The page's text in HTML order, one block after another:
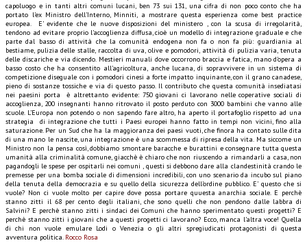
capoluogo e in tanti altri comuni lucani, ben 73 sui 131, una cifra di non poco conto che ha
portato l’ex Ministro dell’Interno, Minniti, a mostrare questa esperienza come best practice
europea. E’ evidente che le nuove disposizioni del ministero , con la scusa di irregolarità,
tendono ad evitare proprio l’accoglienza diffusa, cioè un modello di integrazione graduale e che
parte dal basso di attività che la comunità endogena non fa o non fa più: guardiania al
bestiame, pulizia delle stalle, raccolta di uva, olive e pomodori, attività di pulizia varia, tenuta
delle discariche e via dicendo. Mestieri manuali dove occorrono braccia e fatica, mano d’opera a
basso costo che ha consentito all’agricoltura, anche lucana, di sopravvivere in un sistema di
competizione diseguale con i pomodori cinesi a forte impatto inquinante, con il grano canadese,
pieno di sostanze tossiche e via di questo passo. Il contributo che questa comunità insediatasi
nei paesini porta è altrettanto evidente: 750 giovani ci lavorano nelle coperative sociali di
accoglienza, 200 insegnanti hanno ritrovato il posto perduto con 3000 bambini che vanno alle
scuole. L’Europa non potendo o non sapendo fare altro, ha aperto il portafoglio rispetto ad una
strategia di integrazione che tutti i Paesi europei hanno fatto in tempi non vicini, fino alla
saturazione. Per un Sud che ha la maggioranza dei paesi vuoti, che finora ha contato sulle dita
di una mano le nascite, una integrazione è una scommessa di ripresa della vita. Ma siccome un
Ministro non la pensa così, dobbiamo smontare baracche e burattini e consegnare tutta questa
umanità alla criminalità comune, giacchè è chiaro che non riuscendo a rimandarli a casa, non
pagandogli le spese per ospitarli nei comuni , questi si debbono dare alla clandestinità crando le
premesse per una bomba sociale di dimensioni incredibili, con uno scenario da incubo sul piano
della tenuta della democrazia e su quello della sicurezza dell’ordine pubblico. E’ questo che si
vuole? Non ci vuole molto per capire dove possa portare quuesta anarchia sociale. E perchè
stanno zitti il 68 per cento degli italiani, che sono quelli che non pendono dalle labbra di
Salvini? E perchè stanno zitti i sindaci dei Comuni che hanno sperimentato questi progetti? E
perchè stanno zitti i giovani che a questi progetti ci lavorano? Ecco, manca l’altra voce! Quella
di chi non vuole emulare Lodi o Venezia o gli altri spregiudicati protagonisti di questa
avventura politica. Rocco Rosa